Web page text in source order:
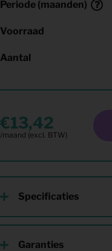
Periode (maanden)
Voorraad
Aantal
13,42
Specificaties
Garanties